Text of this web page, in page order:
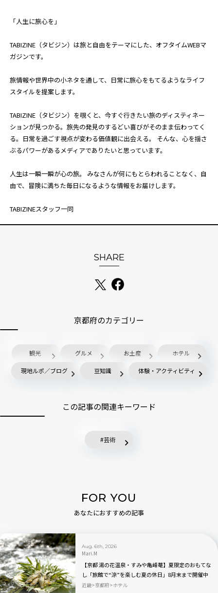
「人生に旅心を」
TABIZINE（タビジン）は旅と自由をテーマにした、オフタイムWEBマ
ガジンです。
旅情報や世界中の小ネタを通して、日常に旅心をもてるようなライフ
スタイルを提案します。
TABIZINE（タビジン）を覗くと、今すぐ行きたい旅のディスティネー
ションが見つかる。旅先の発見のするどい喜びがそのまま伝わってく
る。日常を過ごす視点が変わる価値観に出会える。 そんな、心を揺さ
ぶるパワーがあるメディアでありたいと思っています。
人生は一瞬一瞬が心の旅。 みなさんが何にもとらわれることなく、自
由で、冒険に満ちた毎日になるような情報をお届けします。
TABIZINEスタッフ一同
SHARE
京都府のカテゴリー
観光 グルメ お土産 ホテル
現地ルポ／ブログ 豆知識 体験・アクティビティ
この記事の関連キーワード
芸術
FOR YOU
あなたにおすすめの記事
Aug. 6th, 2026
Mari.M
【京都 湯の花温泉・すみや亀峰菴】夏限定のおもてな
し「旅館で“涼”を楽しむ夏の休日」8月末まで開催中
近畿 京都府 ホテル